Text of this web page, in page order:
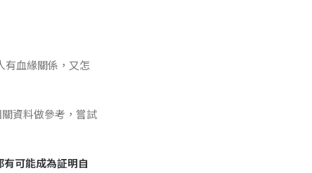
有血緣關係，又怎
資料做參考，嘗試
可能成為証明自